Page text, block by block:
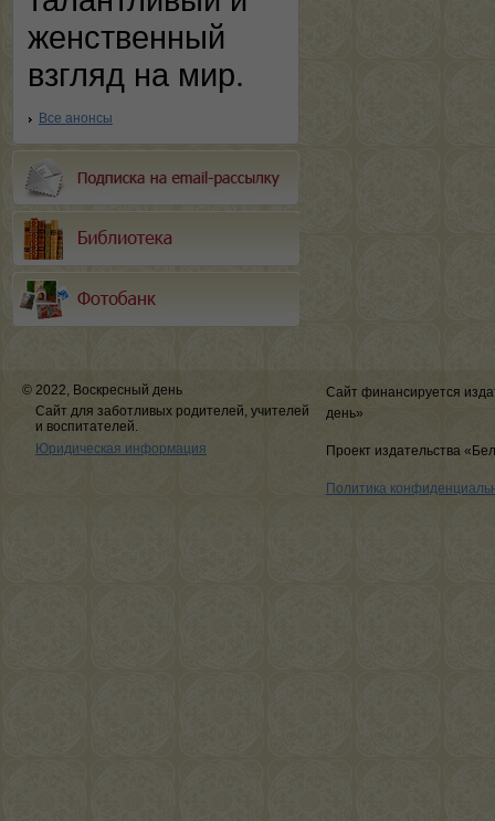
женственный
взгляд на мир.
Все анонсы
© 2022, Воскресный день
Сайт для заботливых родителей, учителей
и воспитателей.
Юридическая информация
Сайт финансируется
день»
Проект издательства
Политика